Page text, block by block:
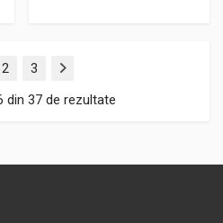
2 3
Next
din 37 de rezultate